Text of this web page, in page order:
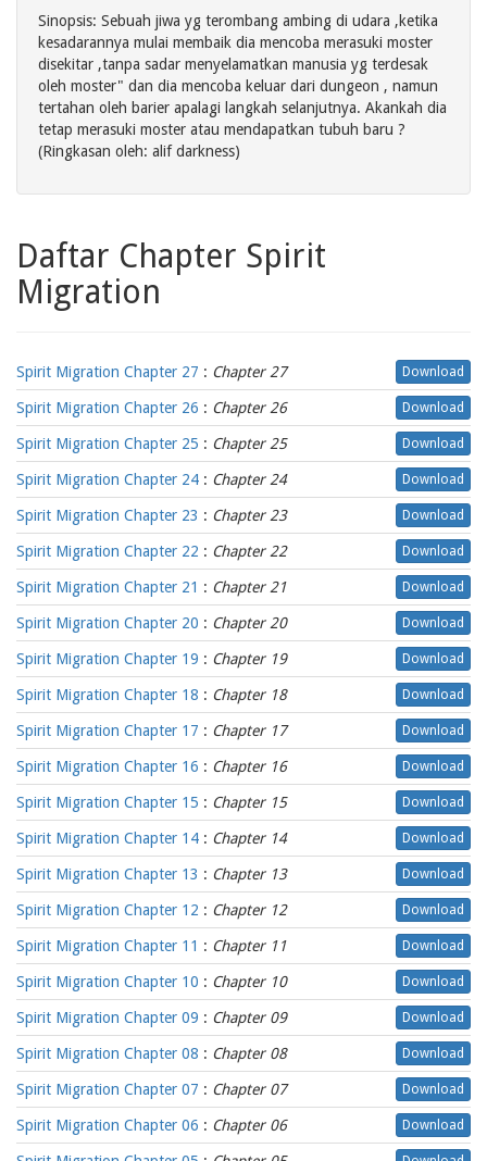
Sinopsis: Sebuah jiwa yg terombang ambing di udara ,ketika
kesadarannya mulai membaik dia mencoba merasuki moster
disekitar ,tanpa sadar menyelamatkan manusia yg terdesak
oleh moster" dan dia mencoba keluar dari dungeon , namun
tertahan oleh barier apalagi langkah selanjutnya. Akankah dia
tetap merasuki moster atau mendapatkan tubuh baru ?
(Ringkasan oleh: alif darkness)
Daftar Chapter Spirit
Migration
Spirit Migration Chapter 27 : Chapter 27 Download
Spirit Migration Chapter 26 : Chapter 26 Download
Spirit Migration Chapter 25 : Chapter 25 Download
Spirit Migration Chapter 24 : Chapter 24 Download
Spirit Migration Chapter 23 : Chapter 23 Download
Spirit Migration Chapter 22 : Chapter 22 Download
Spirit Migration Chapter 21 : Chapter 21 Download
Spirit Migration Chapter 20 : Chapter 20 Download
Spirit Migration Chapter 19 : Chapter 19 Download
Spirit Migration Chapter 18 : Chapter 18 Download
Spirit Migration Chapter 17 : Chapter 17 Download
Spirit Migration Chapter 16 : Chapter 16 Download
Spirit Migration Chapter 15 : Chapter 15 Download
Spirit Migration Chapter 14 : Chapter 14 Download
Spirit Migration Chapter 13 : Chapter 13 Download
Spirit Migration Chapter 12 : Chapter 12 Download
Spirit Migration Chapter 11 : Chapter 11 Download
Spirit Migration Chapter 10 : Chapter 10 Download
Spirit Migration Chapter 09 : Chapter 09 Download
Spirit Migration Chapter 08 : Chapter 08 Download
Spirit Migration Chapter 07 : Chapter 07 Download
Spirit Migration Chapter 06 : Chapter 06 Download